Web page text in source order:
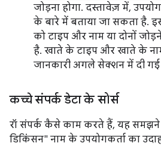
जोड़ना होगा. दस्तावेज़ में,
के बारे में बताया जा सकता है.
को टाइप और नाम या दोनों
है. खाते के टाइप और खाते के
जानकारी अगले सेक्शन में दी गई
कच्चे संपर्क डेटा के सोर्स
रॉ संपर्क कैसे काम करते हैं, यह समझने
डिकिंसन" नाम के उपयोगकर्ता का